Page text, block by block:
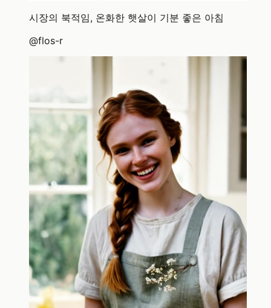
시장의 북적임, 온화한 햇살이 기분 좋은 아침
@flos-r